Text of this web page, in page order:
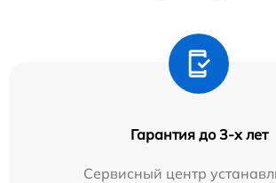
Гарантия до 3-х лет
Сервисный центр